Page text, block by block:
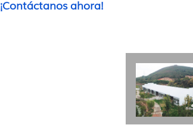
¡Contáctanos ahora!